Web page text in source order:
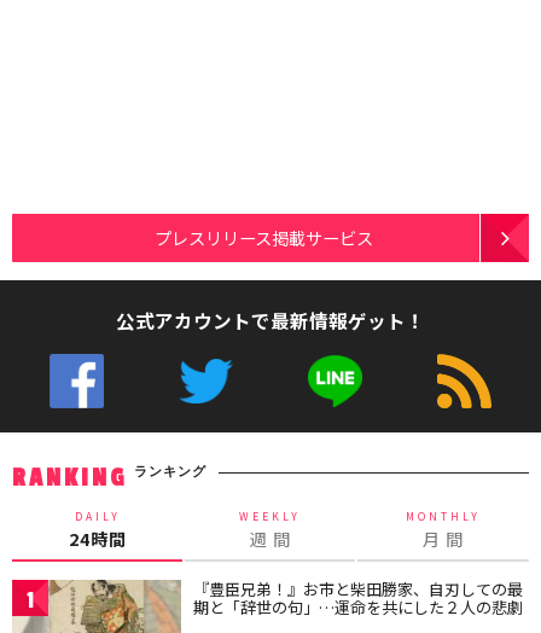
プレスリリース掲載サービス
公式アカウントで最新情報ゲット！
RANKING ランキング
DAILY
24時間
WEEKLY
週 間
MONTHLY
月 間
1 『豊臣兄弟！』お市と柴田勝家、自刃しての最
期と「辞世の句」…運命を共にした２人の悲劇